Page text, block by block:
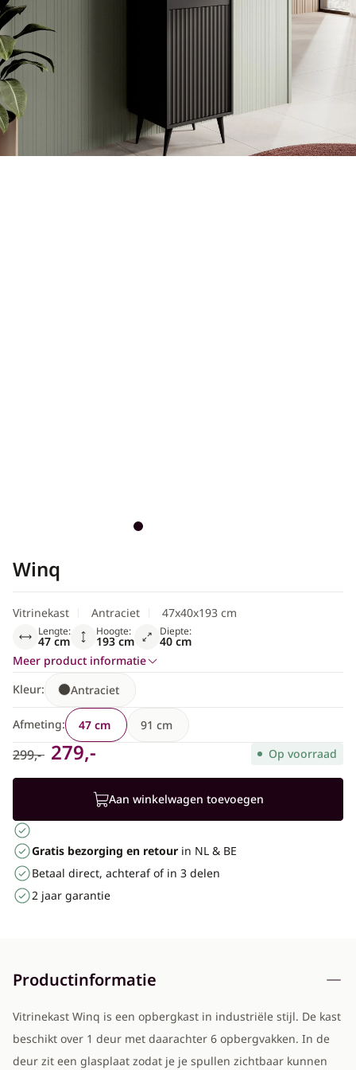
Scandinavisch
Winq
Vitrinekast Antraciet 47x40x193 cm
Lengte:
47 cm
Hoogte:
193 cm
Diepte:
40 cm
Meer product informatie
Kleur:
Antraciet
Afmeting: 47 cm 91 cm
299,- 279,- Op voorraad
Aan winkelwagen toevoegen
Gratis bezorging en retour in NL & BE
Betaal direct, achteraf of in 3 delen
2 jaar garantie
Productinformatie
Vitrinekast Winq is een opbergkast in industriële stijl. De kast
beschikt over 1 deur met daarachter 6 opbergvakken. In de
deur zit een glasplaat zodat je je spullen zichtbaar kunnen